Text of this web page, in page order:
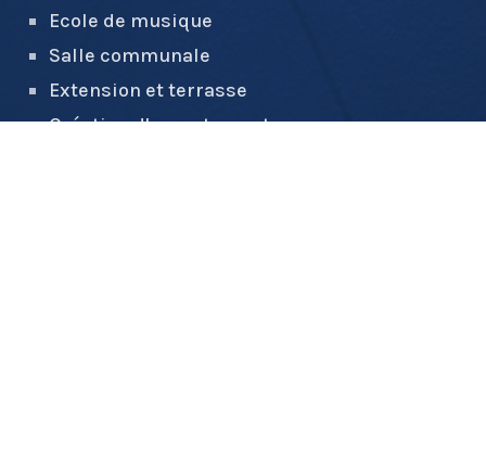
Ecole de musique
Salle communale
Extension et terrasse
Création d'appartements